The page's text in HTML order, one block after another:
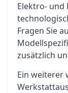
Elektro- und
Fragen Sie
zusätzlich
Ein weiterer